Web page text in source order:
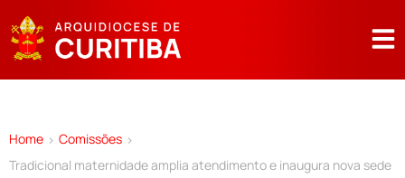
Home > Comissões >
Tradicional maternidade amplia atendimento e inaugura nova sede